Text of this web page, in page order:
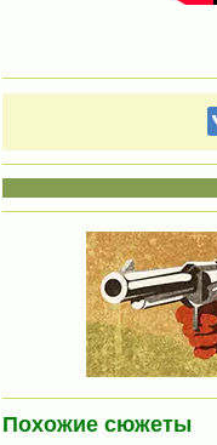
Похожие сюжеты